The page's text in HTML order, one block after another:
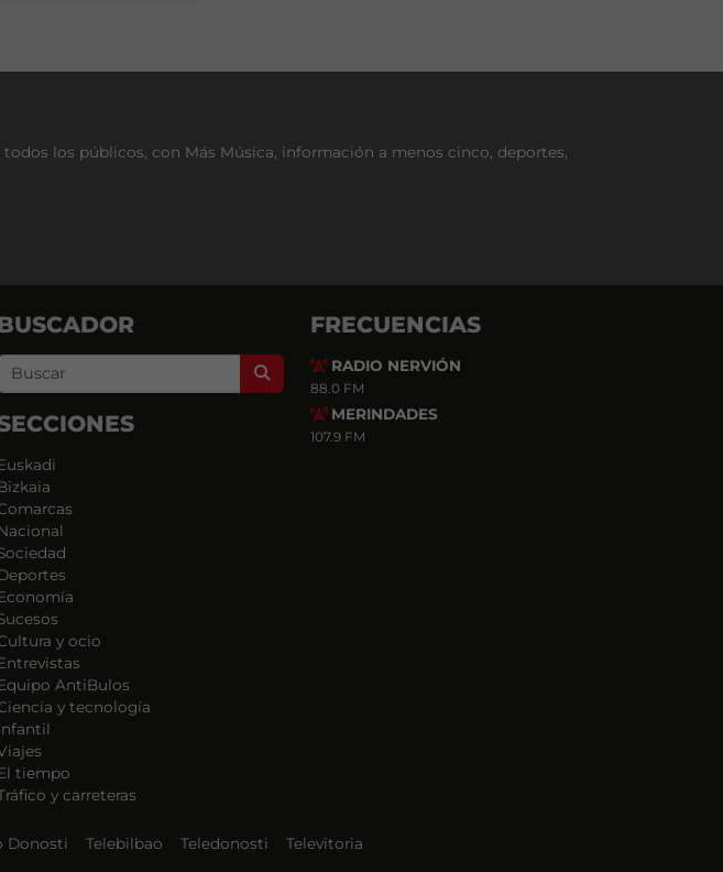
los públicos, con Más Música, información a menos cinco, deportes,
Search
y ocio
AntiBulos
y tecnología
tiempo
y carreteras
FRECUENCIAS
RADIO NERVIÓN
88.0 FM
MERINDADES
107.9 FM
Donosti Telebilbao Teledonosti Televitoria